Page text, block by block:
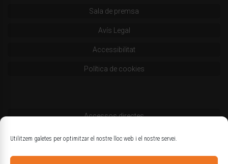
Utilitzem galetes per optimitzar el nostre lloc web i el nostre servei.
Sala de premsa
Avís Legal
Accessibilitat
Política de cookies
Accessos directes
Codi deontològic
Estatuts